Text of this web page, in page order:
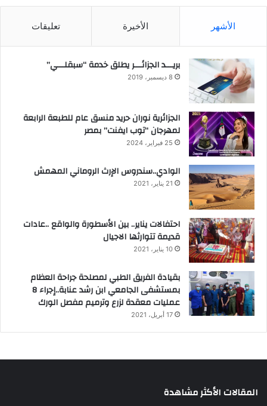
الأشهر الأخيرة تعليقات
بريـــد الجزائـــر يطلق خدمة “سبقلـــي”
8 ديسمبر، 2019
الجزائرية نوران حريد منسق عام للطبعة الرابعة
لمهرجان “توب ايفنت” بمصر
25 فبراير، 2024
الوادي..سندروس الإرث الروماني المهمش
21 يناير، 2021
احتفالات يناير.. بين الأسطورة والواقع ..عادات
قديمة تتوارثها الاجيال
10 يناير، 2021
بقيادة الفريق الطبي لمصلحة جراحة العظام
بمستشفى الجامعي ابن رشد عنابة..إجراء 8
عمليات معقدة لزرع وترميم مفصل الورك
17 أبريل، 2021
المقالات الأكثر مشاهدة